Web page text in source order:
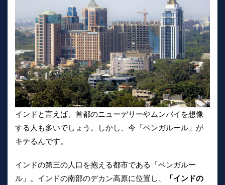
インドと言えば、首都のニューデリーやムンバイを想像
する人も多いでしょう。しかし、今「ベンガルール」が
キテるんです。
インドの第三の人口を抱える都市である「ベンガルー
ル」。インドの南部のデカン高原に位置し、
「インドの